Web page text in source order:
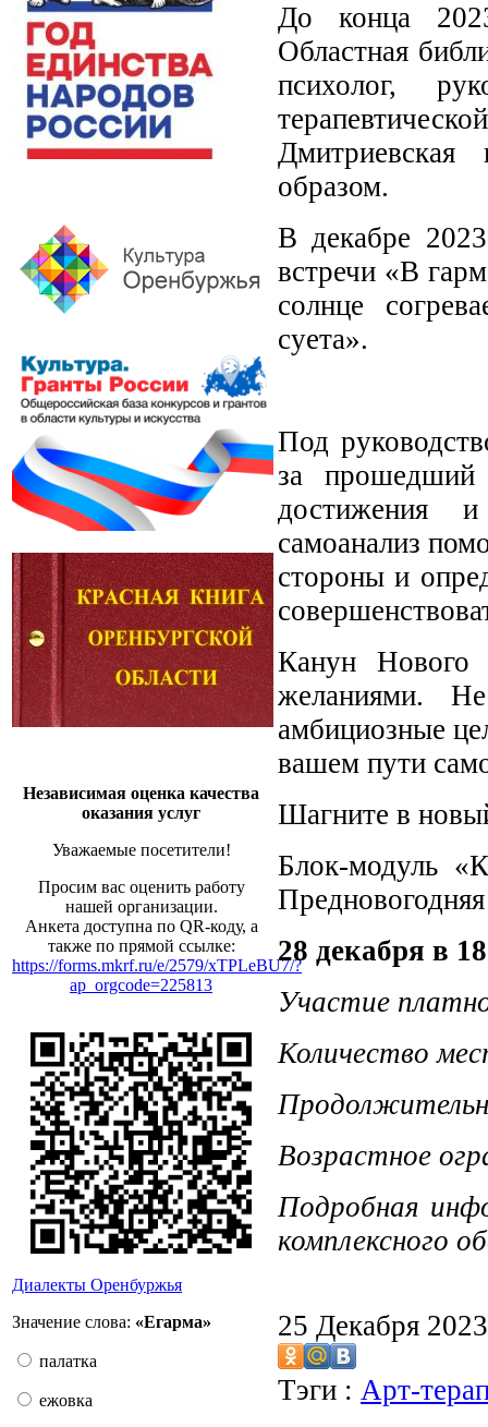
Независимая оценка качества
оказания услуг
Уважаемые посетители!
Просим вас оценить работу
нашей организации.
Анкета доступна по QR-коду, а
также по прямой ссылке:
https://forms.mkrf.ru/e/2579/xTPLeBU7/?
ap_orgcode=225813
Диалекты Оренбуржья
Значение слова: «Егарма»
палатка
ежовка
До конца
Областная
психолог,
Дмитриевская
образом.
В декабре
встречи «В
солнце
суета».
Под
за прошедший
достижения
самоанализ
стороны и
Канун
желаниями.
амбициозные
вашем пути
Шагните в
Блок-модуль
28 декабря в
Участие
Количество
Возрастное
Подробная
комплексного
25 Декабря
Тэги : Арт-